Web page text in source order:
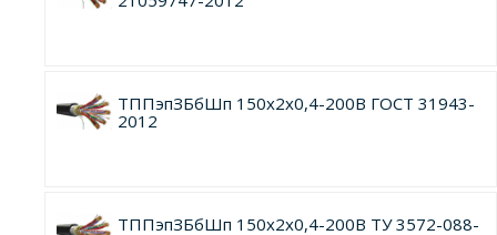
ТППэпЗБбШп 150х2х0,4-200В ГОСТ 31943-
2012
ТППэпЗБбШп 150х2х0,4-200В ТУ 3572-088-